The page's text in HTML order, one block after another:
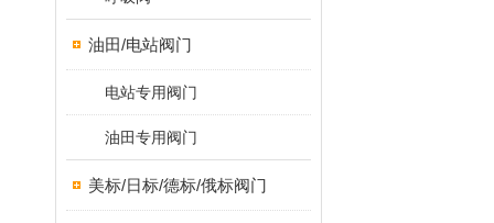
油田/电站阀门
电站专用阀门
油田专用阀门
美标/日标/德标/俄标阀门